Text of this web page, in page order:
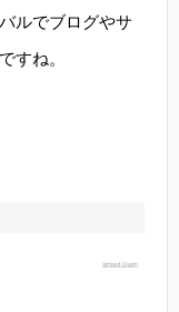
ルでブログやサ
すね。